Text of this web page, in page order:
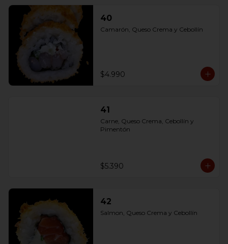
40
Camarón, Queso Crema y Cebollín
$4.990
41
Carne, Queso Crema, Cebollín y
Pimentón
$5.390
42
Salmon, Queso Crema y Cebollín